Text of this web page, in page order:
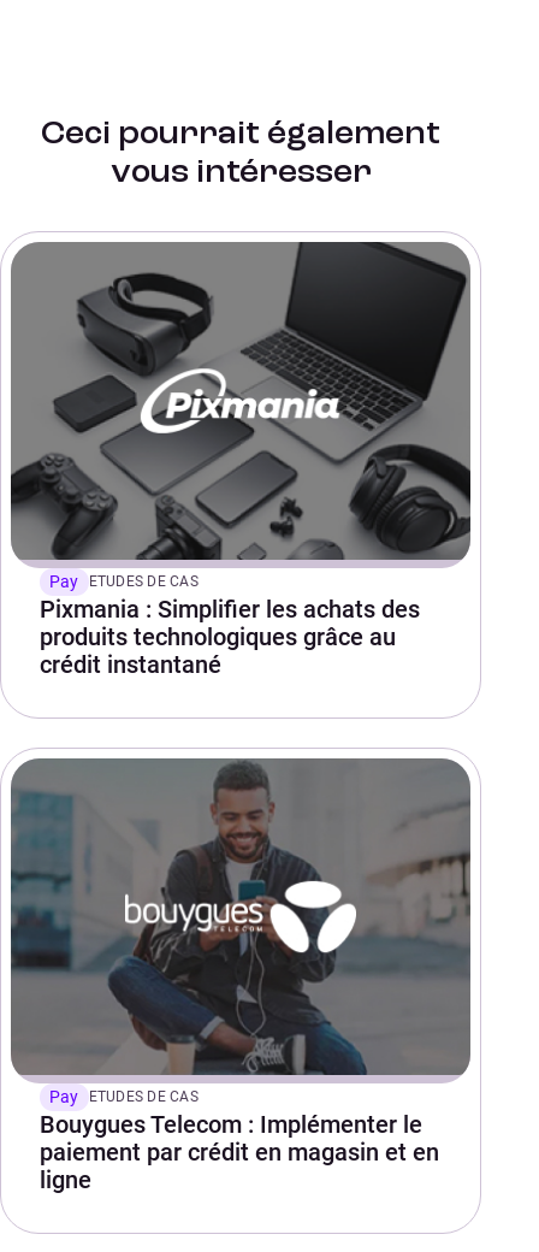
Ceci pourrait également
vous intéresser
Pay ETUDES DE CAS
Pixmania : Simplifier les achats des
produits technologiques grâce au
crédit instantané
Pay ETUDES DE CAS
Bouygues Telecom : Implémenter le
paiement par crédit en magasin et en
ligne